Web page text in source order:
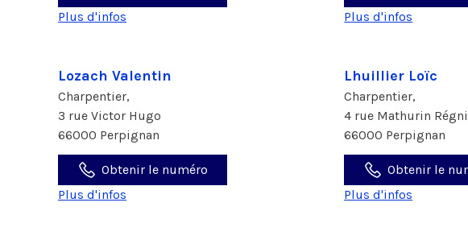
Plus d'infos
Plus d'infos
Lozach Valentin
Charpentier,
3 rue Victor Hugo
66000 Perpignan
Obtenir le numéro
Plus d'infos
Lhuillier Loïc
Charpentier,
4 rue Mathurin
66000 Perpignan
Obtenir le
Plus d'infos